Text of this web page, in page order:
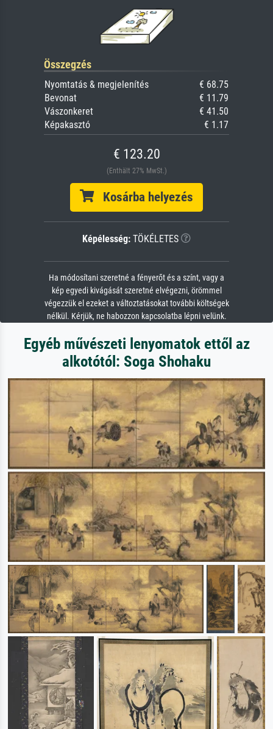
Összegzés
Nyomtatás & megjelenítés
€ 68.75
Bevonat
€ 11.79
Vászonkeret
€ 41.50
Képakasztó
€ 1.17
€ 123.20
(Enthält 27% MwSt.)
Kosárba helyezés
Képélesség: TÖKÉLETES
Ha módosítani szeretné a fényerőt és a színt, vagy a
kép egyedi kivágását szeretné elvégezni, örömmel
végezzük el ezeket a változtatásokat további költségek
nélkül. Kérjük, ne habozzon kapcsolatba lépni velünk.
Egyéb művészeti lenyomatok ettől az
alkotótól: Soga Shohaku